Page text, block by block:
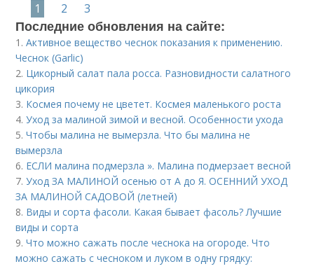
1 2 3
Последние обновления на сайте:
1.Активное вещество чеснок показания к применению.
Чеснок (Garlic)
2. Цикорный салат пала росса. Разновидности салатного
цикория
3. Космея почему не цветет. Космея маленького роста
4.Уход за малиной зимой и весной. Особенности ухода
5.Чтобы малина не вымерзла. Что бы малина не
вымерзла
6. ЕСЛИ малина подмерзла ». Малина подмерзает весной
7.Уход ЗА МАЛИНОЙ осенью от А до Я. ОСЕННИЙ УХОД
ЗА МАЛИНОЙ САДОВОЙ (летней)
8. Виды и сорта фасоли. Какая бывает фасоль? Лучшие
виды и сорта
9.Что можно сажать после чеснока на огороде. Что
можно сажать с чесноком и луком в одну грядку: